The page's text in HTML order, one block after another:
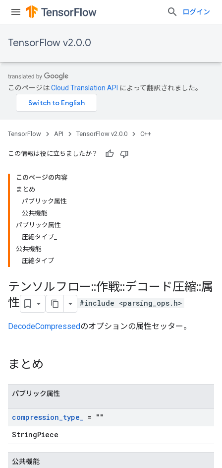
ログイン
TensorFlow v2.0.0
このページはCloud Translation API によって翻訳されました。
TensorFlow API TensorFlow v2.0.0 C++
この情報は役に立ちましたか？
このページの内容
まとめ
パブリック属性
公共機能
パブリック属性
圧縮タイプ_
公共機能
圧縮タイプ
テンソルフロー::作戦::デコード圧縮::属
性
#include <parsing_ops.h>
DecodeCompressedのオプションの属性セッター。
まとめ
パブリック属性
compression_type_ = ""
StringPiece
公共機能